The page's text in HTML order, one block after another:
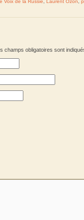
champs obligatoires sont